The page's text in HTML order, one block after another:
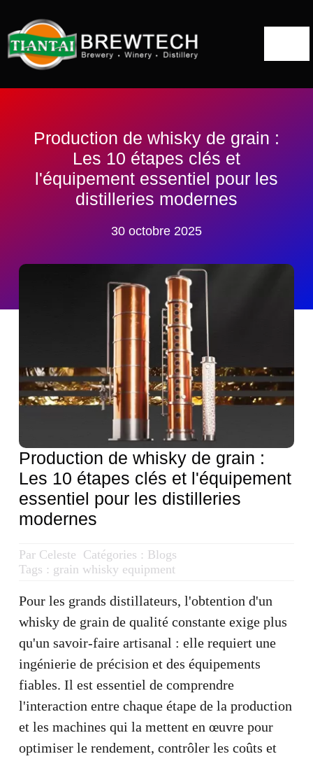
to
content
A propos de
Solutions pour les distilleries
Recherche
de
:
Production de whisky de grain :
Les 10 étapes clés et
l'équipement essentiel pour les
distilleries modernes
30 octobre 2025
Production de whisky de grain :
Les 10 étapes clés et l'équipement
essentiel pour les distilleries
modernes
Par Celeste Catégories : Blogs
Tags : grain whisky equipment
Pour les grands distillateurs, l'obtention d'un
whisky de grain de qualité constante exige plus
qu'un savoir-faire artisanal : elle requiert une
ingénierie de précision et des équipements
fiables. Il est essentiel de comprendre
l'interaction entre chaque étape de la production
et les machines qui la mettent en œuvre pour
optimiser le rendement, contrôler les coûts et